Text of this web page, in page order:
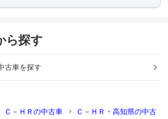
ら探す
古車を探す
Ｃ－ＨＲの中古車
Ｃ－ＨＲ・高知県の中古